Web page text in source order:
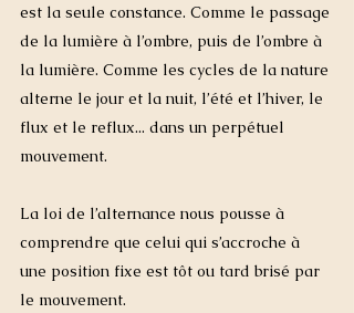
est la seule constance. Comme le passage
de la lumière à l’ombre, puis de l’ombre à
la lumière. Comme les cycles de la nature
alterne le jour et la nuit, l’été et l’hiver, le
flux et le reflux... dans un perpétuel
mouvement.
La loi de l’alternance nous pousse à
comprendre que celui qui s’accroche à
une position fixe est tôt ou tard brisé par
le mouvement.